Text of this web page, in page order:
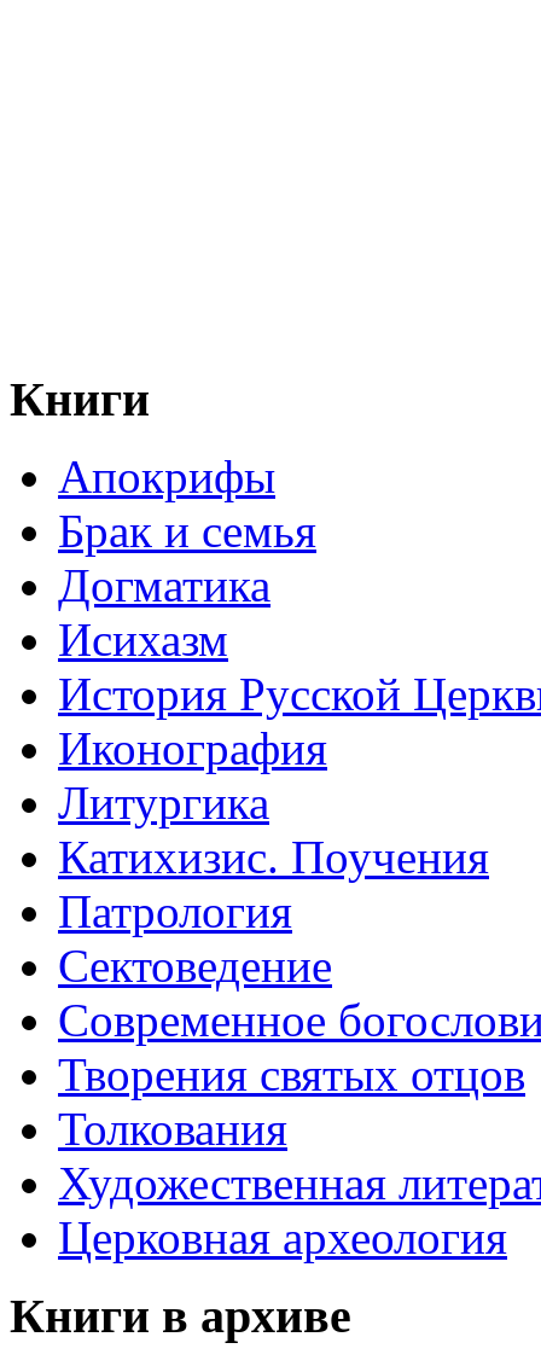
Книги
Апокрифы
Брак и семья
Догматика
Исихазм
История Русской
Иконография
Литургика
Катихизис. Поучения
Патрология
Сектоведение
Современное
Творения святых отцов
Толкования
Художественная
Церковная археология
Книги в архиве